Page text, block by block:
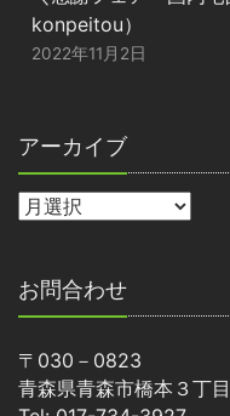
konpeitou）
2022年11月2日
アーカイブ
お問合わせ
〒030－0823
青森県青森市橋本３丁